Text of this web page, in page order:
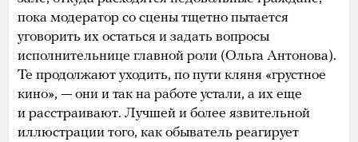
пока модератор со сцены тщетно пытается
уговорить их остаться и задать вопросы
исполнительнице главной роли (Ольга Антонова).
Те продолжают уходить, по пути кляня «грустное
кино», — они и так на работе устали, а их еще
и расстраивают. Лучшей и более язвительной
иллюстрации того, как обыватель реагирует